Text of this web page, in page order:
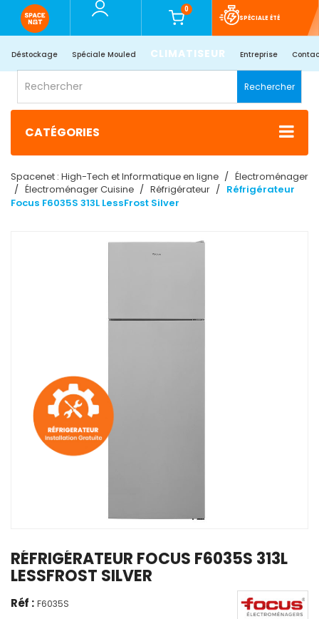
0
SPÉCIALE ÉTÉ
Déstockage Spéciale Mouled CLIMATISEUR Entreprise
Rechercher
CATÉGORIES
Spacenet : High-Tech et Informatique en ligne
Électroménager
Électroménager Cuisine
Réfrigérateur
Réfrigérateur
Focus F6035S 313L LessFrost Silver
RÉFRIGÉRATEUR FOCUS F6035S 313L
LESSFROST SILVER
Réf : F6035S